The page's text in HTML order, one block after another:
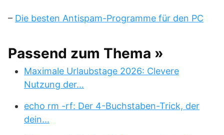
– Die besten Antispam-Programme für den PC
Passend zum Thema »
Maximale Urlaubstage 2026: Clevere
Nutzung der…
echo rm -rf: Der 4-Buchstaben-Trick, der
dein…